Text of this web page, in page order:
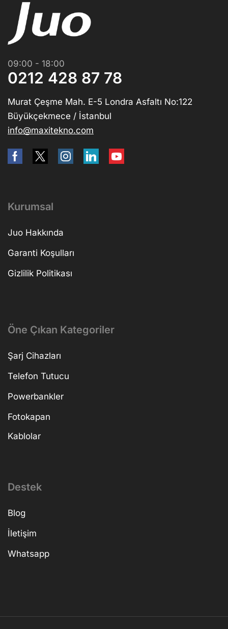
09:00 - 18:00
0212 428 87 78
Murat Çeşme Mah. E-5 Londra Asfaltı No:122
Büyükçekmece / İstanbul
info@maxitekno.com
Kurumsal
Juo Hakkında
Garanti Koşulları
Gizlilik Politikası
Öne Çıkan Kategoriler
Şarj Cihazları
Telefon Tutucu
Powerbankler
Fotokapan
Kablolar
Destek
Blog
İletişim
Whatsapp